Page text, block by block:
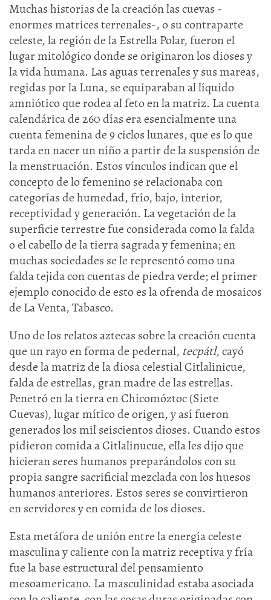
Muchas historias de la creación las cuevas -
enormes matrices terrenales-, o su contraparte
celeste, la región de la Estrella Polar, fueron el
lugar mitológico donde se originaron los dioses y
la vida humana. Las aguas terrenales y sus mareas,
regidas por la Luna, se equiparaban al líquido
amniótico que rodea al feto en la matriz. La cuenta
calendárica de 260 días era esencialmente una
cuenta femenina de 9 ciclos lunares, que es lo que
tarda en nacer un niño a partir de la suspensión de
la menstruación. Estos vínculos indican que el
concepto de lo femenino se relacionaba con
categorías de humedad, frío, bajo, interior,
receptividad y generación. La vegetación de la
superficie terrestre fue considerada como la falda
o el cabello de la tierra sagrada y femenina; en
muchas sociedades se le representó como una
falda tejida con cuentas de piedra verde; el primer
ejemplo conocido de esto es la ofrenda de mosaicos
de La Venta, Tabasco.
Uno de los relatos aztecas sobre la creación cuenta
que un rayo en forma de pedernal, tecpátl, cayó
desde la matriz de la diosa celestial Citlalinicue,
falda de estrellas, gran madre de las estrellas.
Penetró en la tierra en Chicomóztoc (Siete
Cuevas), lugar mítico de origen, y así fueron
generados los mil seiscientos dioses. Cuando estos
pidieron comida a Citlalinucue, ella les dijo que
hicieran seres humanos preparándolos con su
propia sangre sacrificial mezclada con los huesos
humanos anteriores. Estos seres se convirtieron
en servidores y en comida de los dioses.
Esta metáfora de unión entre la energía celeste
masculina y caliente con la matriz receptiva y fría
fue la base estructural del pensamiento
mesoamericano. La masculinidad estaba asociada